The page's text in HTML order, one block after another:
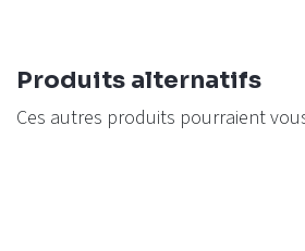
Produits alternatifs
Ces autres produits pourraient